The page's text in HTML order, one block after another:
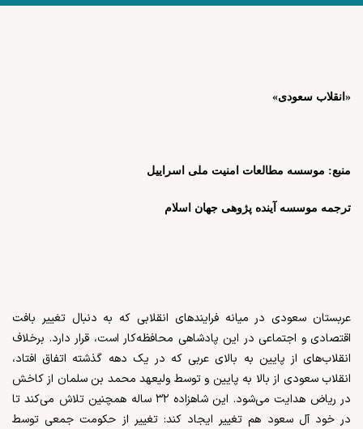
«انقلاب سعودی»
منبع: موسسه مطالعات امنیت ملی اسراییل
ترجمه موسسه آینده پژوهی جهان اسلام
عربستان سعودی در میانه فرایندهای انقلابی که به دنبال تغییر بافت
اقتصادی و اجتماعی در این پادشاهی محافظه‌کار است، قرار دارد. برخلاف
انقلاب‌های از پایین به بالای عربی که در یک دهه گذشته اتفاق افتاد،
انقلاب سعودی از بالا به پایین و توسط ولیعهد محمد بن سلمان از کاخش
در ریاض هدایت می‌شود. این شاهزاده ۳۲ ساله همچنین تلاش می‌کند تا
در خود آل سعود هم تغییر ایجاد کند: تغییر از حکومت جمعی توسط